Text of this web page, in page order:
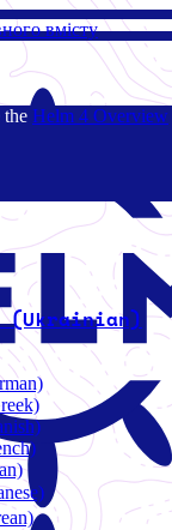
вмісту
the Helm 4 Overview
(Ukrainian)